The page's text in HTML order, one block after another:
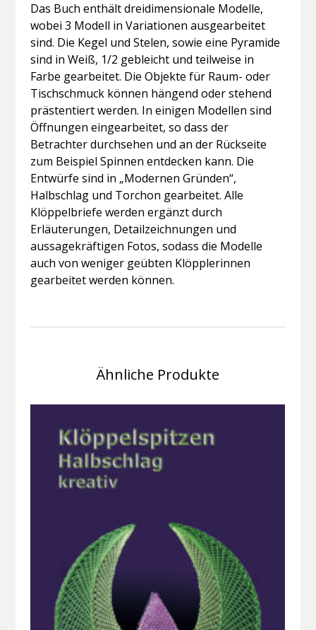
Das Buch enthält dreidimensionale Modelle,
wobei 3 Modell in Variationen ausgearbeitet
sind. Die Kegel und Stelen, sowie eine Pyramide
sind in Weiß, 1/2 gebleicht und teilweise in
Farbe gearbeitet. Die Objekte für Raum- oder
Tischschmuck können hängend oder stehend
prästentiert werden. In einigen Modellen sind
Öffnungen eingearbeitet, so dass der
Betrachter durchsehen und an der Rückseite
zum Beispiel Spinnen entdecken kann. Die
Entwürfe sind in „Modernen Gründen“,
Halbschlag und Torchon gearbeitet. Alle
Klöppelbriefe werden ergänzt durch
Erläuterungen, Detailzeichnungen und
aussagekräftigen Fotos, sodass die Modelle
auch von weniger geübten Klöpplerinnen
gearbeitet werden können.
Ähnliche Produkte